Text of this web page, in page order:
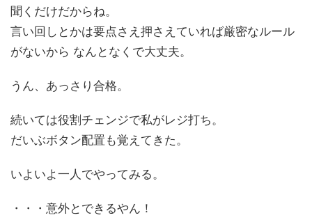
聞くだけだからね。
言い回しとかは要点さえ押さえていれば厳密なルール
がないから なんとなくで大丈夫。
うん、あっさり合格。
続いては役割チェンジで私がレジ打ち。
だいぶボタン配置も覚えてきた。
いよいよ一人でやってみる。
・・・意外とできるやん！